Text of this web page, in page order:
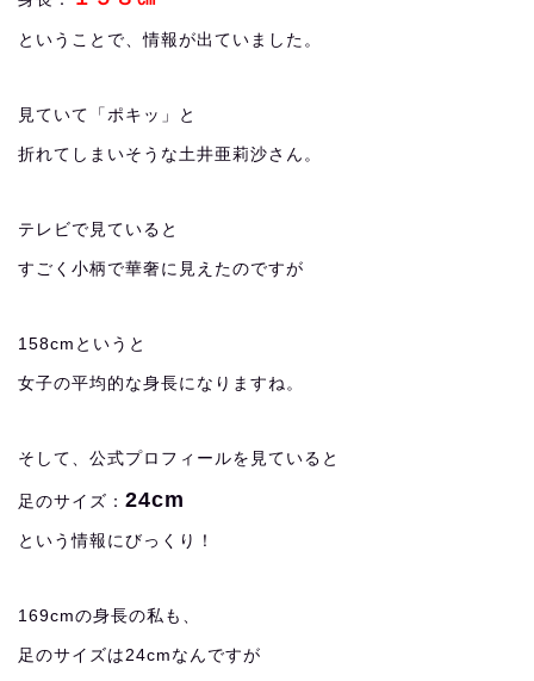
ということで、情報が出ていました。
見ていて「ポキッ」と
折れてしまいそうな土井亜莉沙さん。
テレビで見ていると
すごく小柄で華奢に見えたのですが
158cmというと
女子の平均的な身長になりますね。
そして、公式プロフィールを見ていると
足のサイズ： 24cm
という情報にびっくり！
169cmの身長の私も、
足のサイズは24cmなんですが